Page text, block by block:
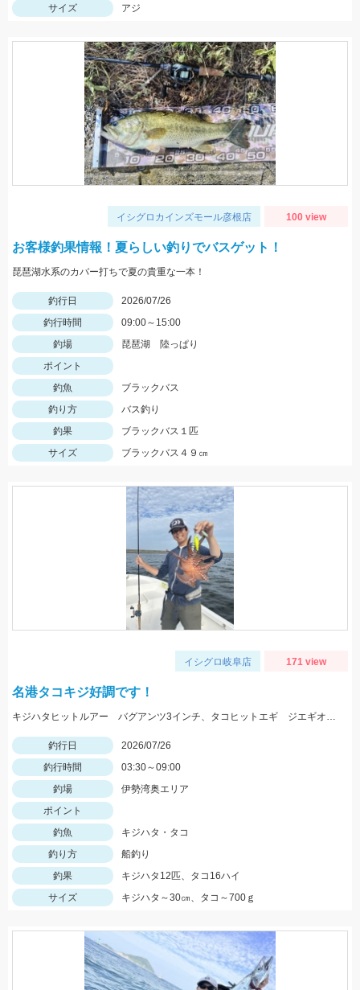
サイズ アジ
イシグロカインズモール彦根店 100 view
お客様釣果情報！夏らしい釣りでバスゲット！
琵琶湖水系のカバー打ちで夏の貴重な一本！
釣行日
2026/07/26
釣行時間
09:00～15:00
釣場
琵琶湖 陸っぱり
ポイント
釣魚
ブラックバス
釣り方
バス釣り
釣果
ブラックバス１匹
サイズ
ブラックバス４９㎝
イシグロ岐阜店 171 view
名港タコキジ好調です！
キジハタヒットルアー バグアンツ3インチ、タコヒットエギ ジエギオクタビアススッテ
釣行日
2026/07/26
釣行時間
03:30～09:00
釣場
伊勢湾奥エリア
ポイント
釣魚
キジハタ・タコ
釣り方
船釣り
釣果
キジハタ12匹、タコ16ハイ
サイズ
キジハタ～30㎝、タコ～700ｇ